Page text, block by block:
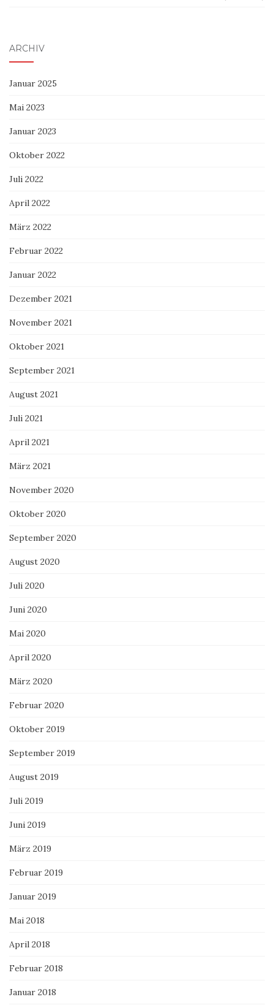
ARCHIV
Januar 2025
Mai 2023
Januar 2023
Oktober 2022
Juli 2022
April 2022
März 2022
Februar 2022
Januar 2022
Dezember 2021
November 2021
Oktober 2021
September 2021
August 2021
Juli 2021
April 2021
März 2021
November 2020
Oktober 2020
September 2020
August 2020
Juli 2020
Juni 2020
Mai 2020
April 2020
März 2020
Februar 2020
Oktober 2019
September 2019
August 2019
Juli 2019
Juni 2019
März 2019
Februar 2019
Januar 2019
Mai 2018
April 2018
Februar 2018
Januar 2018